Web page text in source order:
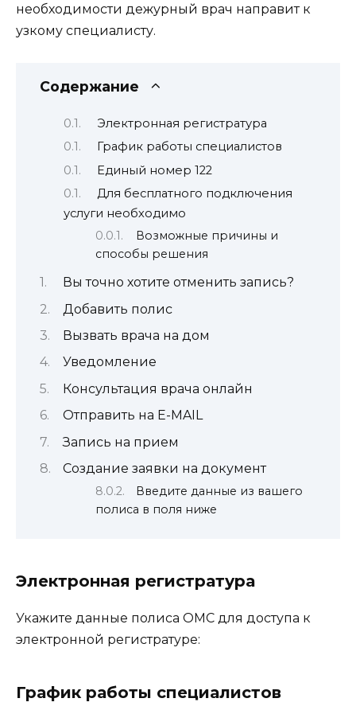
необходимости дежурный врач направит к
узкому специалисту.
Содержание
Электронная регистратура
График работы специалистов
Единый номер 122
Для бесплатного подключения
услуги необходимо
Возможные причины и
способы решения
Вы точно хотите отменить запись?
Добавить полис
Вызвать врача на дом
Уведомление
Консультация врача онлайн
Отправить на E-MAIL
Запись на прием
Создание заявки на документ
Введите данные из вашего
полиса в поля ниже
Электронная регистратура
Укажите данные полиса ОМС для доступа к
электронной регистратуре:
График работы специалистов